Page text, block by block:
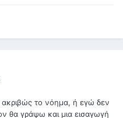
ακριβώς το νόημα, ή εγώ δεν
θα γράψω και μια εισαγωγή